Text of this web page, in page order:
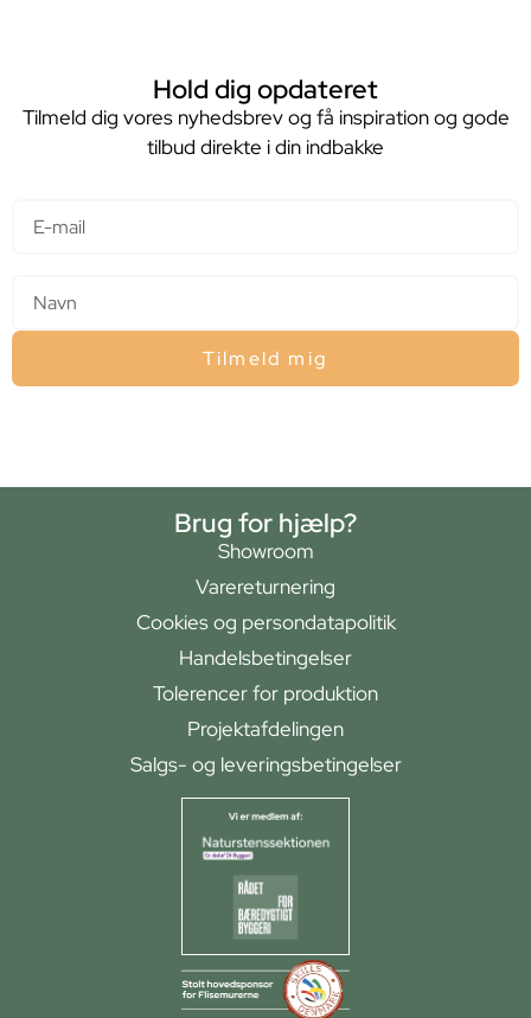
Hold dig opdateret
Tilmeld dig vores nyhedsbrev og få inspiration og gode
tilbud direkte i din indbakke
Tilmeld mig
Brug for hjælp?
Showroom
Varereturnering
Cookies og persondatapolitik
Handelsbetingelser
Tolerencer for produktion
Projektafdelingen
Salgs- og leveringsbetingelser